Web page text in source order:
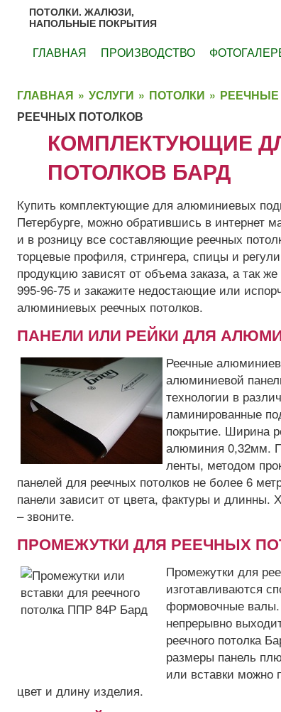
ПОТОЛКИ. ЖАЛЮЗИ,
НАПОЛЬНЫЕ ПОКРЫТИЯ
ГЛАВНАЯ ПРОИЗВОДСТВО
ГЛАВНАЯ » УСЛУГИ » ПОТОЛКИ » РЕЕЧНЫЕ
РЕЕЧНЫХ ПОТОЛКОВ
КОМПЛЕКТУЮЩИЕ
ПОТОЛКОВ БАРД
Купить комплектующие для алюминиевых
Петербурге, можно обратившись в интернет
и в розницу все составляющие реечных
торцевые профиля, стрингера, спицы и
продукцию зависят от объема заказа, а так
995-96-75 и закажите недостающие или
алюминиевых реечных потолков.
ПАНЕЛИ ИЛИ РЕЙКИ ДЛЯ
Реечные
алюминиевой
технологии в
ламинированные
покрытие. Ширина
алюминия 0,32мм.
ленты, методом
панелей для реечных потолков не более 6
панели зависит от цвета, фактуры и длинны.
– звоните.
ПРОМЕЖУТКИ ДЛЯ РЕЕЧНЫХ
Промежутки для
изготавливаются
формовочные валы.
непрерывно
реечного потолка
размеры панель
или вставки можно
цвет и длину изделия.